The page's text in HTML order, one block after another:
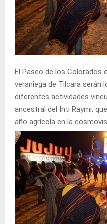
El Paseo de los Colorados
veraniega de Tilcara serán
diferentes actividades
ancestral del Inti Raymi,
año agrícola en la